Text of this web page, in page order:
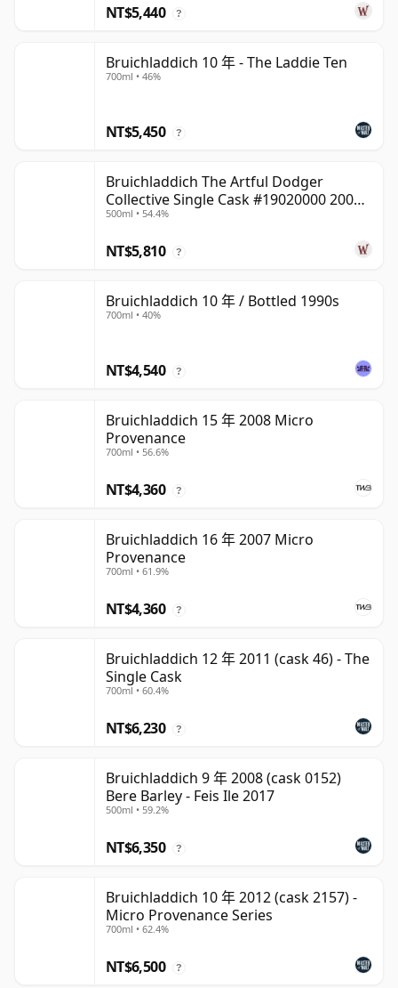
NT$5,440 ?
Bruichladdich 10 年 - The Laddie Ten
700ml • 46%
NT$5,450 ?
Bruichladdich The Artful Dodger
Collective Single Cask #19020000 2001
22 年
500ml • 54.4%
NT$5,810 ?
Bruichladdich 10 年 / Bottled 1990s
700ml • 40%
NT$4,540 ?
Bruichladdich 15 年 2008 Micro
Provenance
700ml • 56.6%
NT$4,360 ?
Bruichladdich 16 年 2007 Micro
Provenance
700ml • 61.9%
NT$4,360 ?
Bruichladdich 12 年 2011 (cask 46) - The
Single Cask
700ml • 60.4%
NT$6,230 ?
Bruichladdich 9 年 2008 (cask 0152)
Bere Barley - Feis Ile 2017
500ml • 59.2%
NT$6,350 ?
Bruichladdich 10 年 2012 (cask 2157) -
Micro Provenance Series
700ml • 62.4%
NT$6,500 ?